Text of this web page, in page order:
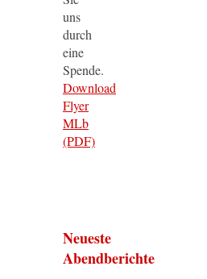
uns
durch
eine
Spende.
Download
Flyer
MLb
(PDF)
Neueste
Abendberichte